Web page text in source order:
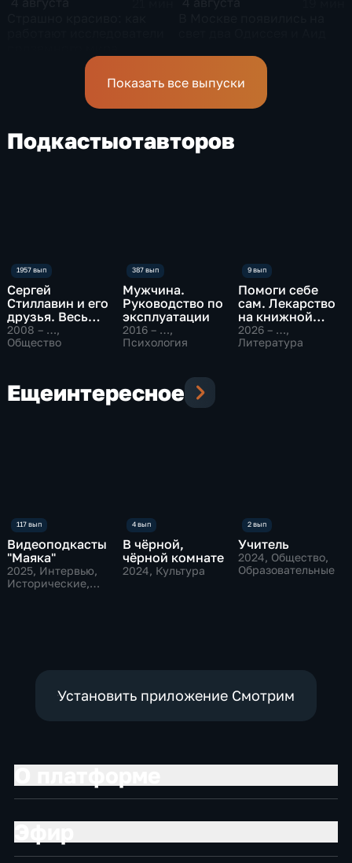
Показать все выпуски
Подкастыотавторов
Сергей
Стиллавин и его
друзья. Весь
эфир
2008 – …,
Общество
Мужчина.
Руководство по
эксплуатации
2016 – …,
Психология
Помоги себе
сам. Лекарство
на книжной
полке
2026 – …,
Литература
Ещеинтересное
Видеоподкасты
"Маяка"
2025, Интервью,
Исторические,
В чёрной,
чёрной комнате
2024, Культура
Учитель
2024, Общество,
Образовательные
Установить приложение Смотрим